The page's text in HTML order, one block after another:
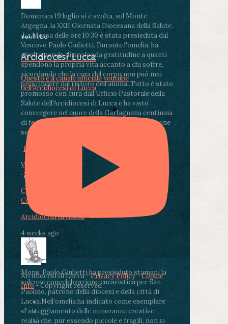
Domenica 19 luglio si è svolta, sul Monte
Argegna, la XXII Giornata Diocesana della Salute.
.La Messa delle ore 10:30 è stata presieduta dal
Vescovo Paolo Giulietti. Durante l'omelia, ha
rivolto parole di profonda gratitudine a quanti
spendono la propria vita accanto a chi soffre,
ricordando che la cura del corpo non può mai
prescindere dal ristoro dell'anima..Tutto è stato
promosso con cura dall'Ufficio Pastorale della
Salute dell'Arcidiocesi di Lucca e ha visto
convergere nel cuore della Garfagnana centinaia
di fedeli, operatori sanitari, volontari e persone
segnate dalla malattia.
Photo
View on Facebook
· Share
Condividi su Facebook
Condividi su LinkedIn
Arcidiocesi di Lucca
4 weeks ago
Mons. Paolo Giulietti ha presieduto stamani la
solenne concelebrazione eucaristica per San
Paolino, patrono della diocesi e della città di
Lucca.Nell’omelia ha indicato come esemplare
«l’atteggiamento delle minoranze creative:
realtà che, pur essendo piccole e fragili, non si
YouTube
Arcidiocesi Lucca
Questo è il canale ufficiale youtube
dell'Arcidiocesi di Lucca
Arcidiocesi di Lucca -Privacy Policy-Cookie
Info- Copyright reserved